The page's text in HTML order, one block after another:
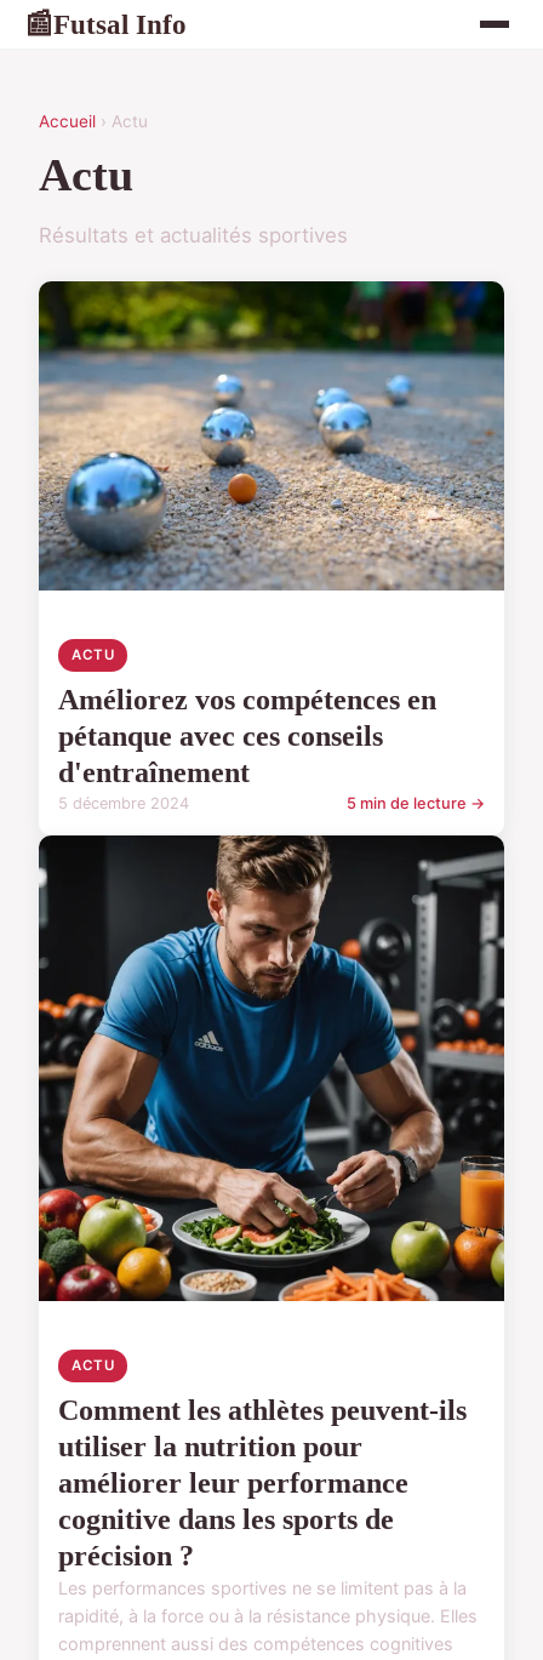
📰Futsal Info
Accueil › Actu
Actu
Résultats et actualités sportives
ACTU
Améliorez vos compétences en
pétanque avec ces conseils
d'entraînement
5 décembre 2024 5 min de lecture →
ACTU
Comment les athlètes peuvent-ils
utiliser la nutrition pour
améliorer leur performance
cognitive dans les sports de
précision ?
Les performances sportives ne se limitent pas à la
rapidité, à la force ou à la résistance physique. Elles
comprennent aussi des compétences cognitives